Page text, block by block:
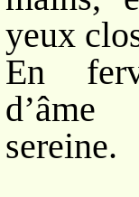
yeux
En
sereine.